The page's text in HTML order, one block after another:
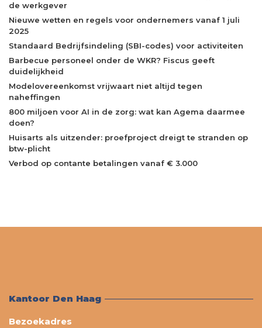
de werkgever
Nieuwe wetten en regels voor ondernemers vanaf 1 juli
2025
Standaard Bedrijfsindeling (SBI-codes) voor activiteiten
Barbecue personeel onder de WKR? Fiscus geeft
duidelijkheid
Modelovereenkomst vrijwaart niet altijd tegen
naheffingen
800 miljoen voor AI in de zorg: wat kan Agema daarmee
doen?
Huisarts als uitzender: proefproject dreigt te stranden op
btw-plicht
Verbod op contante betalingen vanaf € 3.000
Kantoor Den Haag
Bezoekadres